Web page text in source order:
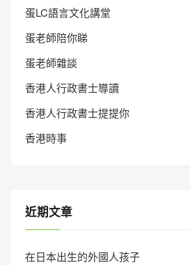
蛋LC語言文化講堂
蛋老師陪你睇
蛋老師雜談
香港人行政書士導讀
香港人行政書士提提你
香港時事
近期文章
在日本出生的外國人孩子